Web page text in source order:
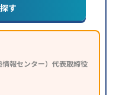
習のみの受講可
塾アンケート調査方法を参
す
報センター）代表取締役